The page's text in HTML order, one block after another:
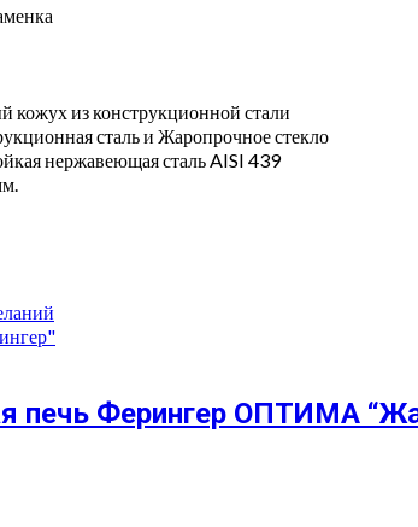
кожух из конструкционной стали
сталь и Жаропрочное стекло
нержавеющая сталь AISI 439
печь Ферингер ОПТИМА